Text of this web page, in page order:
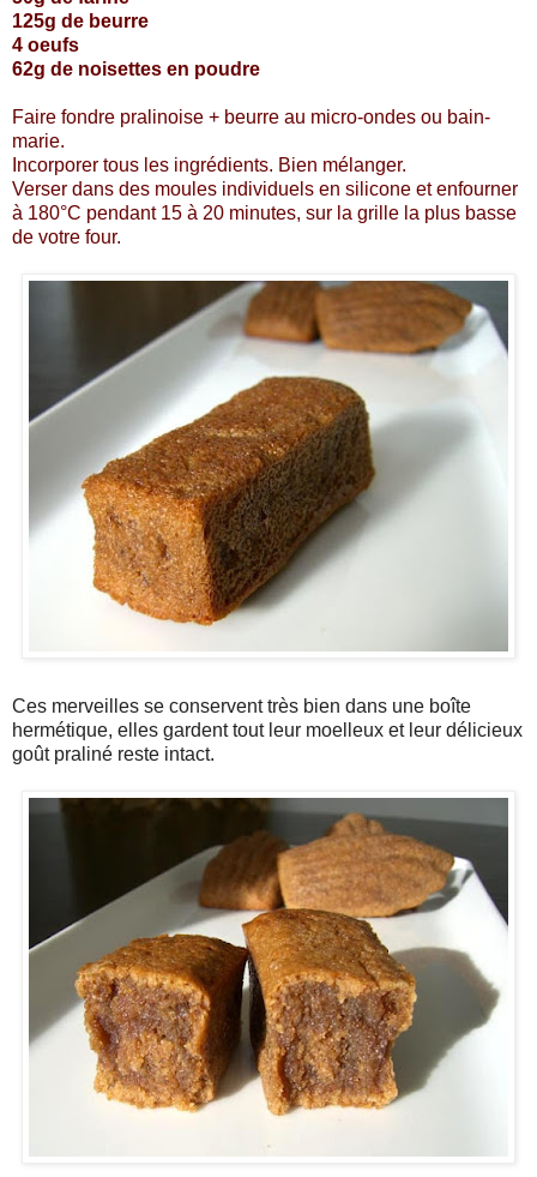
125g de beurre
4 oeufs
62g de noisettes en poudre
Faire fondre pralinoise + beurre au micro-ondes ou bain-
marie.
Incorporer tous les ingrédients. Bien mélanger.
Verser dans des moules individuels en silicone et enfourner
à 180°C pendant 15 à 20 minutes, sur la grille la plus basse
de votre four.
Ces merveilles se conservent très bien dans une boîte
hermétique, elles gardent tout leur moelleux et leur délicieux
goût praliné reste intact.